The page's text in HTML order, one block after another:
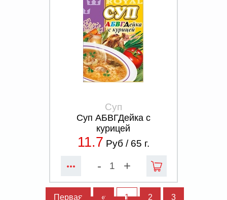
Суп
Суп АБВГДейка с
курицей
11.7 Руб / 65 г.
- +
Первая « 1 2
3